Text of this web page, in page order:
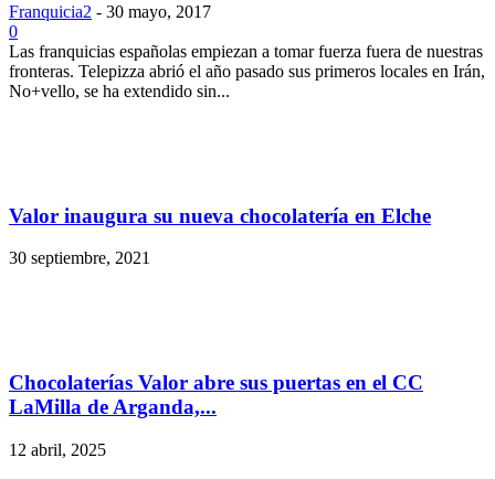
Franquicia2 - 30 mayo, 2017
0
Las franquicias españolas empiezan a tomar fuerza fuera de nuestras
fronteras. Telepizza abrió el año pasado sus primeros locales en Irán,
No+vello, se ha extendido sin...
Valor inaugura su nueva chocolatería en Elche
30 septiembre, 2021
Chocolaterías Valor abre sus puertas en el CC
LaMilla de Arganda,...
12 abril, 2025